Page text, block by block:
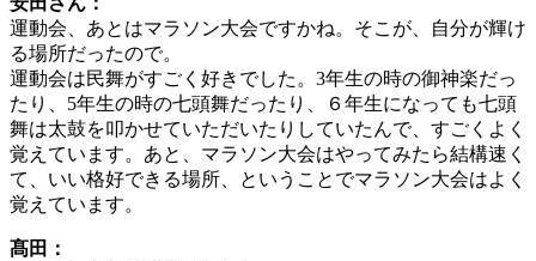
運動会、あとはマラソン大会ですかね。そこが、自分が輝け
る場所だったので。
運動会は民舞がすごく好きでした。3年生の時の御神楽だっ
たり、5年生の時の七頭舞だったり、６年生になっても七頭
舞は太鼓を叩かせていただいたりしていたんで、すごくよく
覚えています。あと、マラソン大会はやってみたら結構速く
て、いい格好できる場所、ということでマラソン大会はよく
覚えています。
髙田：